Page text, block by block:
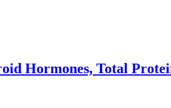
Hormones, Total